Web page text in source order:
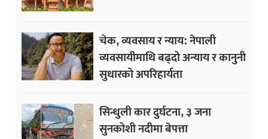
चेक, व्यवसाय र न्याय: नेपाली
व्यवसायीमाथि बढ्दो अन्याय र कानुनी
सुधारको अपरिहार्यता
सिन्धुली कार दुर्घटना, ३ जना
सुनकोशी नदीमा बेपत्ता